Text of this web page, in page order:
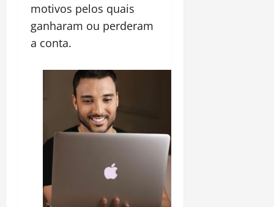
motivos pelos quais
ganharam ou perderam
a conta.